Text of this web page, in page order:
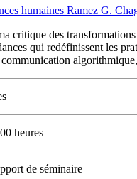
humaines Ramez G.
critique des
qui redéfinissent les
heures
de séminaire